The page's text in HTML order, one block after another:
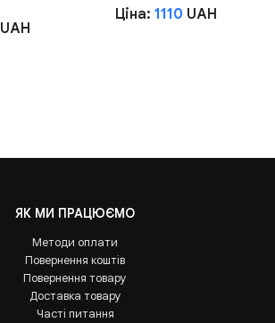
UAH
Ціна: 1110 UAH
ЯК МИ ПРАЦЮЄМО
Методи оплати
Повернення коштів
Повернення товару
Доставка товару
Часті питання